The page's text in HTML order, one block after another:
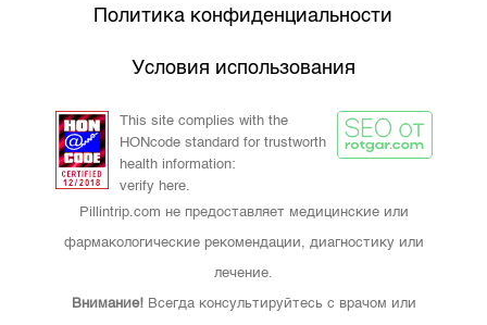
Политика конфиденциальности
Условия использования
This site complies with the
HONcode standard for trustworth
health information:
verify here.
Pillintrip.com не предоставляет медицинские или
фармакологические рекомендации, диагностику или
лечение.
Внимание!Всегда консультируйтесь с врачом или